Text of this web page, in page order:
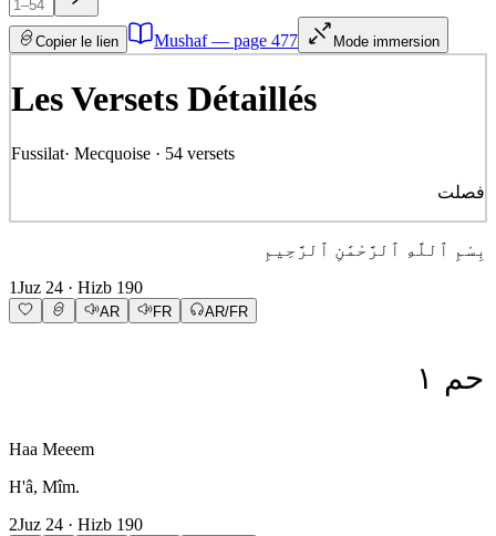
Copier le lien Mushaf — page 477 Mode immersion
Les Versets Détaillés
Fussilat· Mecquoise · 54 versets
فصلت
بِسْمِ ٱللَّهِ ٱلرَّحْمَٰنِ ٱلرَّحِيمِ
1Juz 24 · Hizb 190
AR FR AR/FR
حم ١
Haa Meeem
H'â, Mîm.
2Juz 24 · Hizb 190